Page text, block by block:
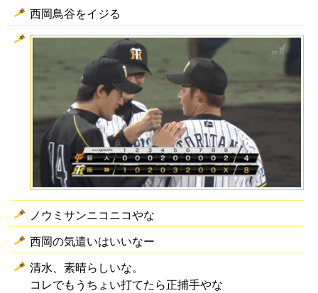
西岡鳥谷をイジる
ノウミサンニコニコやな
西岡の気遣いはいいなー
清水、素晴らしいな。
コレでもうちょい打てたら正捕手やな